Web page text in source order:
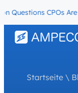
CPOs Are Afraid to
Startseite \